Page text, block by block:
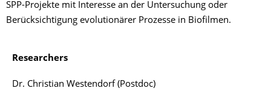
SPP-Projekte mit Interesse an der Untersuchung oder
Berücksichtigung evolutionärer Prozesse in Biofilmen.
Researchers
Dr. Christian Westendorf (Postdoc)